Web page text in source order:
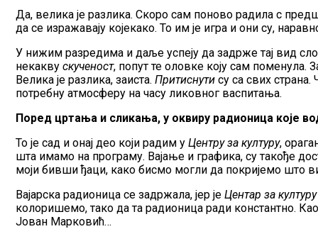
Да, велика је разлика. Скоро сам поново радила с
да се изражавају којекако. То им је игра и они су,
У нижим разредима и даље успеју да задрже тај вид
некакву скученост, попут те оловке коју сам поменула.
Велика је разлика, заиста. Притиснути су са свих страна.
потребну атмосферу на часу ликовног васпитања.
Поред цртања и сликања, у оквиру радионица које
То је сад и онај део који радим у Центру за културу,
шта имамо на програму. Вајање и графика, су такође
моји бивши ђаци, како бисмо могли да покријемо што
Вајарска радионица се задржала, јер је Центар за културу
колоришемо, тако да та радионица ради константно.
Јован Марковић…